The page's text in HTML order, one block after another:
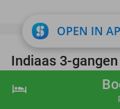
shopping_cart
hotel
Indiaas 3-
Kubera Indian
Kubera Indian
OPEN IN